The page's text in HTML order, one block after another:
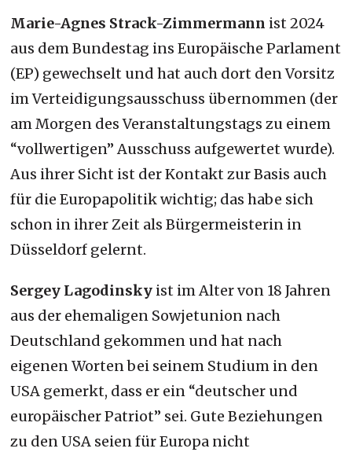
Marie-Agnes Strack-Zimmermann ist 2024
aus dem Bundestag ins Europäische Parlament
(EP) gewechselt und hat auch dort den Vorsitz
im Verteidigungsausschuss übernommen (der
am Morgen des Veranstaltungstags zu einem
“vollwertigen” Ausschuss aufgewertet wurde).
Aus ihrer Sicht ist der Kontakt zur Basis auch
für die Europapolitik wichtig; das habe sich
schon in ihrer Zeit als Bürgermeisterin in
Düsseldorf gelernt.
Sergey Lagodinsky ist im Alter von 18 Jahren
aus der ehemaligen Sowjetunion nach
Deutschland gekommen und hat nach
eigenen Worten bei seinem Studium in den
USA gemerkt, dass er ein “deutscher und
europäischer Patriot” sei. Gute Beziehungen
zu den USA seien für Europa nicht